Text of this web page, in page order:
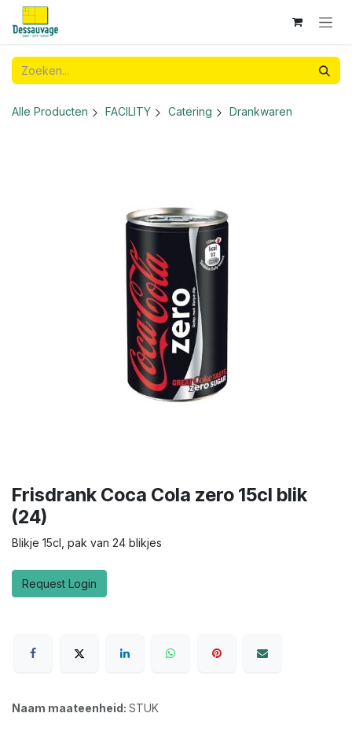
Overslaan naar inhoud
Alle Producten FACILITY Catering Drankwaren
Frisdrank Coca Cola zero 15cl blik
(24)
Blikje 15cl, pak van 24 blikjes
Request Login
Naam maateenheid: STUK